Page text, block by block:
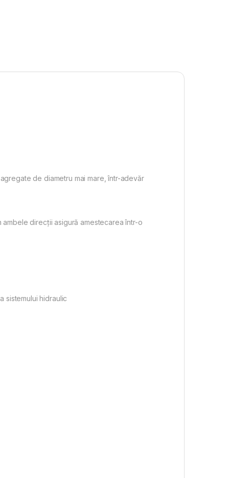
de diametru mai mare, într-adevăr
direcții asigură amestecarea într-o
sistemului hidraulic